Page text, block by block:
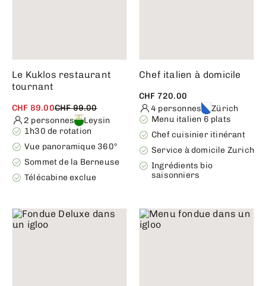
Le Kuklos restaurant
tournant
CHF 89.00CHF 99.00
2 personnes
Leysin
1h30 de rotation
Vue panoramique 360°
Sommet de la Berneuse
Télécabine exclue
Chef italien à domicile
CHF 720.00
4 personnes
Zürich
Menu italien 6 plats
Chef cuisinier itinérant
Service à domicile Zurich
Ingrédients bio
saisonniers